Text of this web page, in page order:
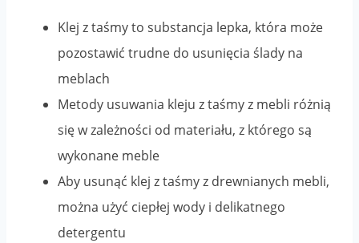
Klej z taśmy to substancja lepka, która może
pozostawić trudne do usunięcia ślady na
meblach
Metody usuwania kleju z taśmy z mebli różnią
się w zależności od materiału, z którego są
wykonane meble
Aby usunąć klej z taśmy z drewnianych mebli,
można użyć ciepłej wody i delikatnego
detergentu